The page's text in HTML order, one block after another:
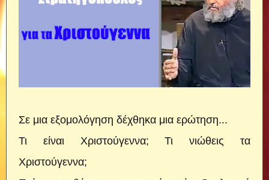
Σε μια εξομολόγηση δέχθηκα μια ερώτηση...
Τι είναι Χριστούγεννα; Τι νιώθεις τα
Χριστούγεννα;